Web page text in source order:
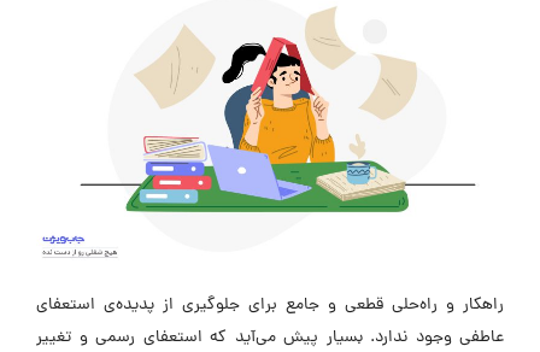
راهکار و راه‌حلی قطعی و جامع برای جلوگیری از پدیده‌ی استعفای
عاطفی وجود ندارد. بسیار پیش می‌آید که استعفای رسمی و تغییر